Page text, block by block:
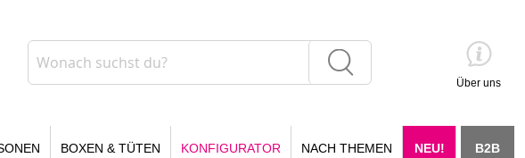
Über uns
BOXEN & TÜTEN KONFIGURATOR NACH THEMEN NEU! B2B